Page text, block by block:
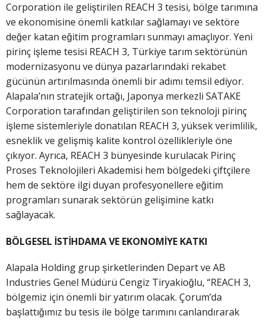
Corporation ile geliştirilen REACH 3 tesisi, bölge tarımına
ve ekonomisine önemli katkılar sağlamayı ve sektöre
değer katan eğitim programları sunmayı amaçlıyor. Yeni
pirinç işleme tesisi REACH 3, Türkiye tarım sektörünün
modernizasyonu ve dünya pazarlarındaki rekabet
gücünün artırılmasında önemli bir adımı temsil ediyor.
Alapala’nın stratejik ortağı, Japonya merkezli SATAKE
Corporation tarafından geliştirilen son teknoloji pirinç
işleme sistemleriyle donatılan REACH 3, yüksek verimlilik,
esneklik ve gelişmiş kalite kontrol özellikleriyle öne
çıkıyor. Ayrıca, REACH 3 bünyesinde kurulacak Pirinç
Proses Teknolojileri Akademisi hem bölgedeki çiftçilere
hem de sektöre ilgi duyan profesyonellere eğitim
programları sunarak sektörün gelişimine katkı
sağlayacak.
BÖLGESEL İSTİHDAMA VE EKONOMİYE KATKI
Alapala Holding grup şirketlerinden Depart ve AB
Industries Genel Müdürü Cengiz Tiryakioğlu, “REACH 3,
bölgemiz için önemli bir yatırım olacak. Çorum’da
başlattığımız bu tesis ile bölge tarımını canlandırarak